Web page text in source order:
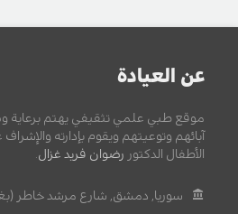
عن العيادة
موقع طبي علمي تثقيفي يهتم برعاية
آبائهم وتوعيتهم ويقوم بإدارته
الأطفال الدكتور رضوان فريد غزال.
سوريا, دمشق, شارع مرشد خاطر